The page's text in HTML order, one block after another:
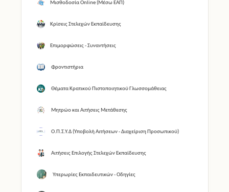
Μισθοδοσία Online (Μέσω ΕΑΠ)
Κρίσεις Στελεχών Εκπαίδευσης
Επιμορφώσεις - Συναντήσεις
Φροντιστήρια
Θέματα Κρατικού Πιστοποιητικού Γλωσσομάθειας
Μητρώο και Αιτήσεις Μετάθεσης
Ο.Π.Σ.Υ.Δ (Υποβολή Αιτήσεων - Διαχείριση Προσωπικού)
Αιτήσεις Επιλογής Στελεχών Εκπαίδευσης
Υπερωρίες Εκπαιδευτικών - Οδηγίες